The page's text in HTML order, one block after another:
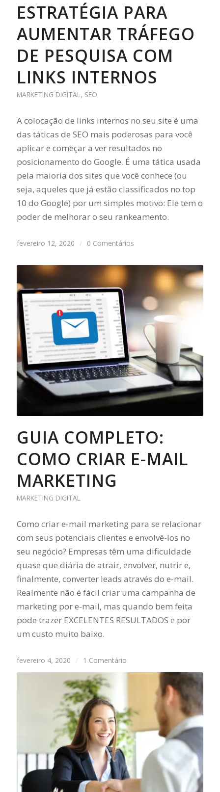
ESTRATÉGIA PARA
AUMENTAR TRÁFEGO
DE PESQUISA COM
LINKS INTERNOS
MARKETING DIGITAL, SEO
A colocação de links internos no seu site é uma
das táticas de SEO mais poderosas para você
aplicar e começar a ver resultados no
posicionamento do Google. É uma tática usada
pela maioria dos sites que você conhece (ou
seja, aqueles que já estão classificados no top
10 do Google) por um simples motivo: Ele tem o
poder de melhorar o seu rankeamento.
fevereiro 12, 2020 / 0 Comentários
GUIA COMPLETO:
COMO CRIAR E-MAIL
MARKETING
MARKETING DIGITAL
Como criar e-mail marketing para se relacionar
com seus potenciais clientes e envolvê-los no
seu negócio? Empresas têm uma dificuldade
quase que diária de atrair, envolver, nutrir e,
finalmente, converter leads através do e-mail.
Realmente não é fácil criar uma campanha de
marketing por e-mail, mas quando bem feita
pode trazer EXCELENTES RESULTADOS e por
um custo muito baixo.
fevereiro 4, 2020 / 1 Comentário